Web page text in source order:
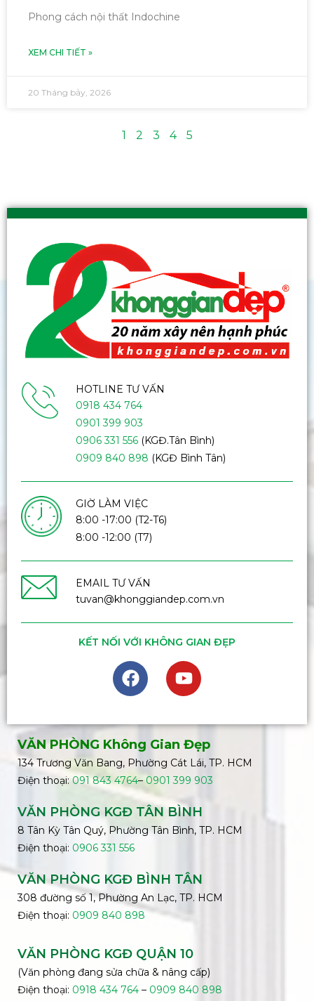
Phong cách nội thất Indochine
XEM CHI TIẾT »
20 Tháng bảy, 2026
1 2 3 4 5
HOTLINE TƯ VẤN
0918 434 764
0901 399 903
0906 331 556(KGĐ.Tân Bình)
0909 840 898 (KGĐ Bình Tân)
GIỜ LÀM VIỆC
8:00 -17:00 (T2-T6)
8:00 -12:00 (T7)
EMAIL TƯ VẤN
tuvan@khonggiandep.com.vn
KẾT NỐI VỚI KHÔNG GIAN ĐẸP
VĂN PHÒNG Không Gian Đẹp
134 Trương Văn Bang, Phường Cát Lái, TP. HCM
Điện thoại:091 843 4764– 0901 399 903
VĂN PHÒNG KGĐ TÂN BÌNH
8 Tân Kỳ Tân Quý, Phường Tân Bình, TP. HCM
Điện thoại: 0906 331 556
VĂN PHÒNG KGĐ BÌNH TÂN
308 đường số 1, Phường An Lạc, TP. HCM
Điện thoại: 0909 840 898
VĂN PHÒNG KGĐ QUẬN 10
(Văn phòng đang sửa chữa & nâng cấp)
Điện thoại: 0918 434 764 – 0909 840 898